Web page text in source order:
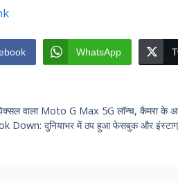
WhatsApp
वाला Moto G Max 5G लॉन्च, कैमरा के
Down: दुनियाभर में ठप हुआ फेसबुक और